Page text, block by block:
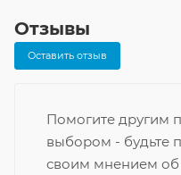
Отзывы
Оставить отзыв
Помогите другим
выбором - будьте
своим мнением об